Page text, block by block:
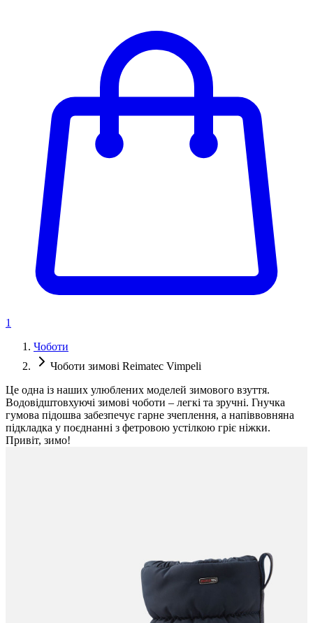
1
Чоботи
Чоботи зимові Reimatec Vimpeli
Це одна із наших улюблених моделей зимового взуття.
Водовідштовхуючі зимові чоботи – легкі та зручні. Гнучка
гумова підошва забезпечує гарне зчеплення, а напіввовняна
підкладка у поєднанні з фетровою устілкою гріє ніжки.
Привіт, зимо!